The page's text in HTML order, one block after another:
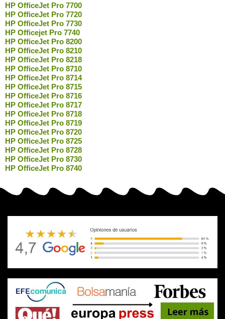
HP OfficeJet Pro 7700
HP OfficeJet Pro 7720
HP OfficeJet Pro 7730
HP Officejet Pro 7740
HP OfficeJet Pro 8200
HP OfficeJet Pro 8210
HP OfficeJet Pro 8218
HP OfficeJet Pro 8710
HP OfficeJet Pro 8714
HP OfficeJet Pro 8715
HP OfficeJet Pro 8716
HP OfficeJet Pro 8717
HP OfficeJet Pro 8718
HP OfficeJet Pro 8719
HP OfficeJet Pro 8720
HP OfficeJet Pro 8725
HP OfficeJet Pro 8728
HP OfficeJet Pro 8730
HP OfficeJet Pro 8740